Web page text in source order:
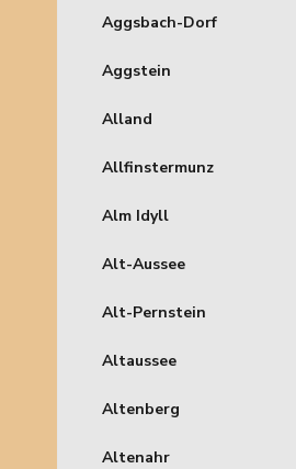
Aggsbach-Dorf
Aggstein
Alland
Allfinstermunz
Alm Idyll
Alt-Aussee
Alt-Pernstein
Altaussee
Altenberg
Altenahr